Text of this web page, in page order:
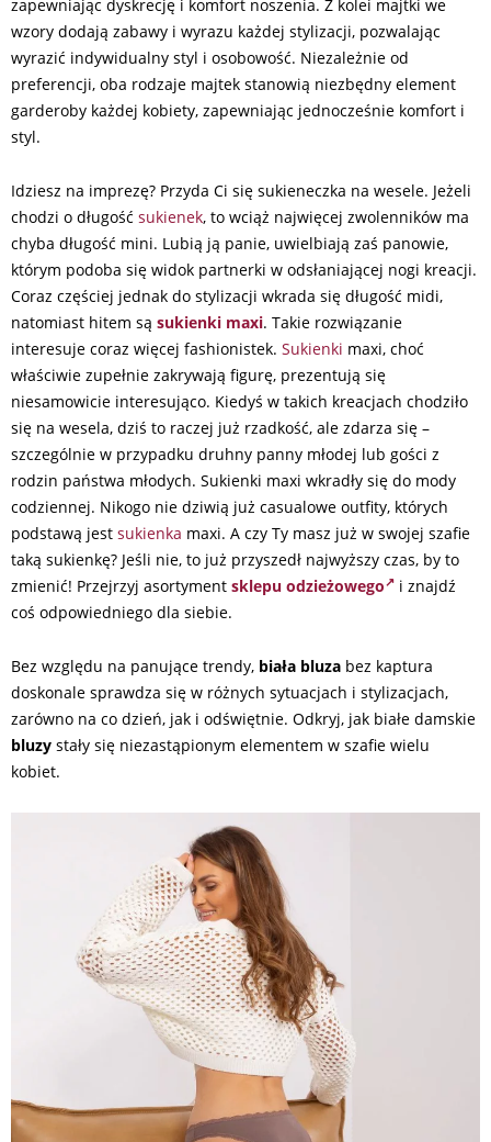
zapewniając dyskrecję i komfort noszenia. Z kolei majtki we
wzory dodają zabawy i wyrazu każdej stylizacji, pozwalając
wyrazić indywidualny styl i osobowość. Niezależnie od
preferencji, oba rodzaje majtek stanowią niezbędny element
garderoby każdej kobiety, zapewniając jednocześnie komfort i
styl.
Idziesz na imprezę? Przyda Ci się sukieneczka na wesele. Jeżeli
chodzi o długość sukienek, to wciąż najwięcej zwolenników ma
chyba długość mini. Lubią ją panie, uwielbiają zaś panowie,
którym podoba się widok partnerki w odsłaniającej nogi kreacji.
Coraz częściej jednak do stylizacji wkrada się długość midi,
natomiast hitem są sukienki maxi. Takie rozwiązanie
interesuje coraz więcej fashionistek. Sukienki maxi, choć
właściwie zupełnie zakrywają figurę, prezentują się
niesamowicie interesująco. Kiedyś w takich kreacjach chodziło
się na wesela, dziś to raczej już rzadkość, ale zdarza się –
szczególnie w przypadku druhny panny młodej lub gości z
rodzin państwa młodych. Sukienki maxi wkradły się do mody
codziennej. Nikogo nie dziwią już casualowe outfity, których
podstawą jest sukienka maxi. A czy Ty masz już w swojej szafie
taką sukienkę? Jeśli nie, to już przyszedł najwyższy czas, by to
zmienić! Przejrzyj asortyment sklepu odzieżowego
i znajdź
coś odpowiedniego dla siebie.
Bez względu na panujące trendy, biała bluza bez kaptura
doskonale sprawdza się w różnych sytuacjach i stylizacjach,
zarówno na co dzień, jak i odświętnie. Odkryj, jak białe damskie
bluzy stały się niezastąpionym elementem w szafie wielu
kobiet.